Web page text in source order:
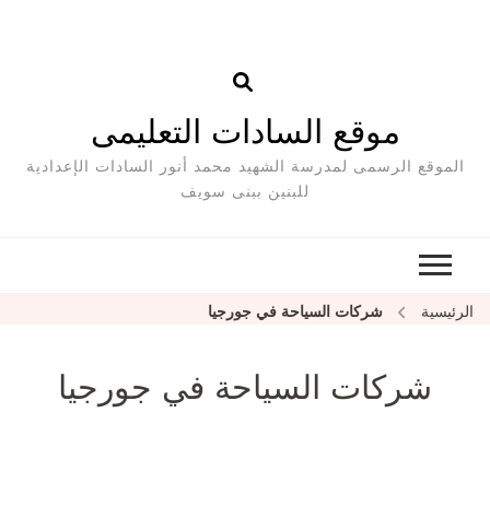
موقع السادات التعليمى
الموقع الرسمى لمدرسة الشهيد محمد أنور السادات الإعدادية
للبنين ببنى سويف
الرئيسية شركات السياحة في جورجيا
شركات السياحة في جورجيا